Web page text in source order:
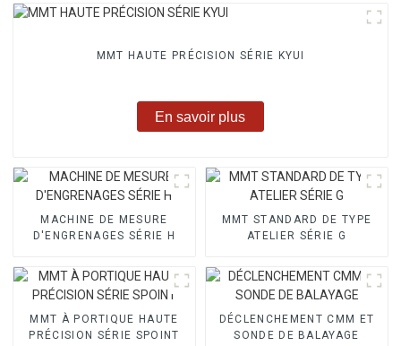
MMT HAUTE PRÉCISION SÉRIE KYUI
En savoir plus
MACHINE DE MESURE
D'ENGRENAGES SÉRIE H
MMT STANDARD DE TYPE
ATELIER SÉRIE G
MMT À PORTIQUE HAUTE
PRÉCISION SÉRIE SPOINT
DÉCLENCHEMENT CMM ET
SONDE DE BALAYAGE